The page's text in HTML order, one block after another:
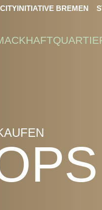
CITYINITIATIVE BREMEN